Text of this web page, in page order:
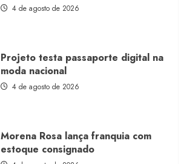
4 de agosto de 2026
Morena Rosa lança franquia com
estoque consignado
4 de agosto de 2026
Moda vende US$63,7 bilhões em
produtos licenciados